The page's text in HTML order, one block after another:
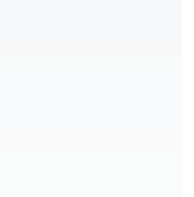
力、書き順
立つツールを
検索
語辞典、地
ファレンスツ
索、発音記
語学習ツール
国語の手書き